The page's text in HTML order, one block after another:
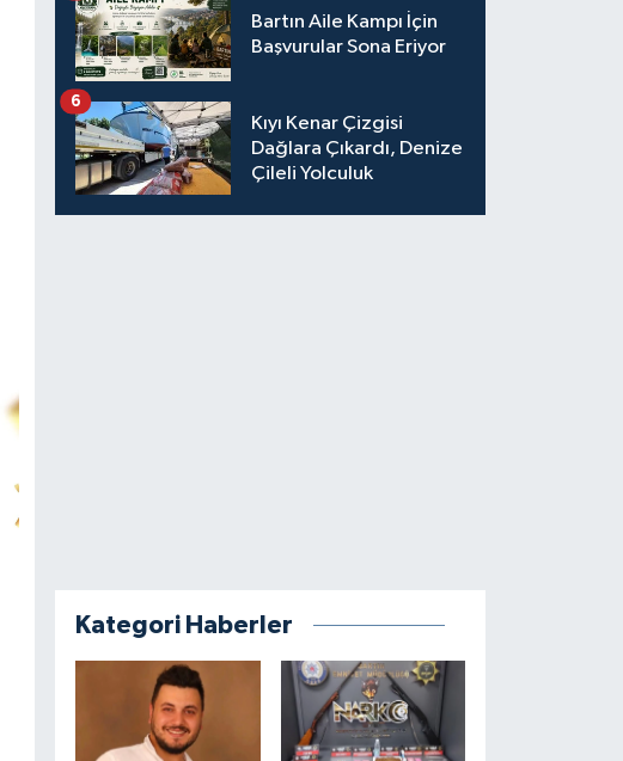
Bartın Aile Kampı İçin
Başvurular Sona Eriyor
Kıyı Kenar Çizgisi
Dağlara Çıkardı, Denize
Çileli Yolculuk
6
Kategori Haberler